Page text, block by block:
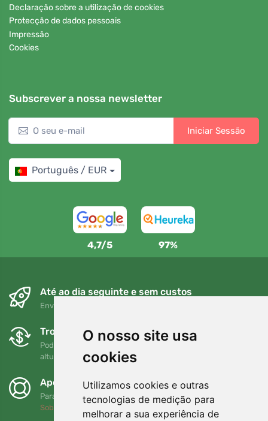
O nosso site usa
cookies
Utilizamos cookies e outras
tecnologias de medição para
melhorar a sua experiência de
Declaração sobre a utilização de cookies
Protecção de dados pessoais
Impressão
Cookies
Subscrever a nossa newsletter
Iniciar Sessão
Português / EUR
4,7/5 97%
Até ao dia seguinte e sem custos
Envio gratuito para encomendas superiores a 80 EUR
Trocas e devoluções gratuitas
Pode devolver ou trocar a sua encomenda em qualquer
altura no prazo de 90 dias
Apoiamos a Trees.org
Para cada encomenda plantamos uma árvore! Leia mais
Sobre nós